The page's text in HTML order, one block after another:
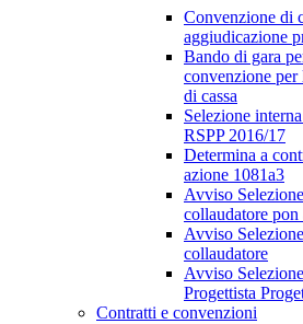
Convenzione di
aggiudicazione
Bando di gara
convenzione
di cassa
Selezione
RSPP 2016/17
Determina a
azione 1081a3
Avviso
collaudatore
Avviso
collaudatore
Avviso
Progettista
Contratti e convenzioni